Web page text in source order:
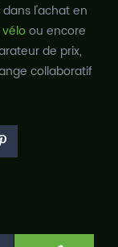
l'achat en
véloou encore
de prix,
collaboratif